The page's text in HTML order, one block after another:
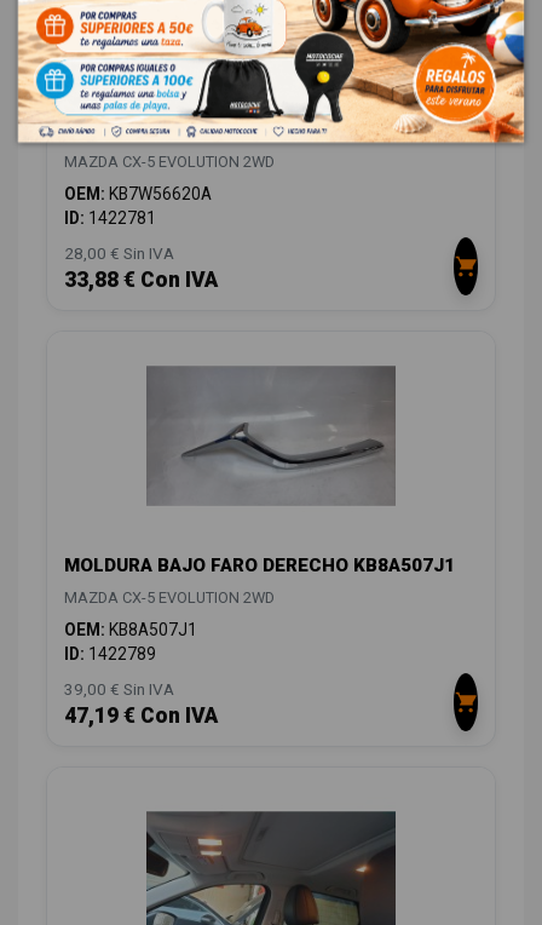
CERRADURA CAPO KB7W56620A KB7W56620A
MAZDA CX-5 EVOLUTION 2WD
OEM: KB7W56620A
ID: 1422781
28,00 € Sin IVA
33,88 € Con IVA
MOLDURA BAJO FARO DERECHO KB8A507J1
MAZDA CX-5 EVOLUTION 2WD
OEM: KB8A507J1
ID: 1422789
39,00 € Sin IVA
47,19 € Con IVA